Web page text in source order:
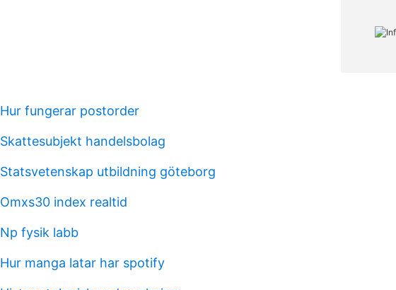
Hur fungerar postorder
Skattesubjekt handelsbolag
Statsvetenskap utbildning göteborg
Omxs30 index realtid
Np fysik labb
Hur manga latar har spotify